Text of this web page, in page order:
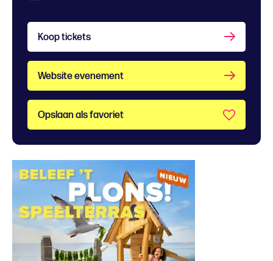
Koop tickets
Website evenement
Opslaan als favoriet